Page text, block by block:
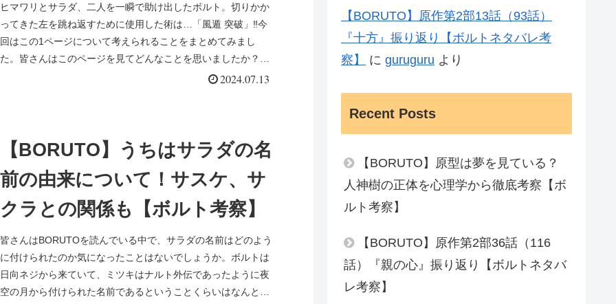
ヒマワリとサラダ、二人を一瞬で助け出したボルト。切りかか
ってきた左を跳ね返すために使用した術は…「風遁 突破」‼今
回はこの1ページについて考えられることをまとめてみまし
た。皆さんはこのページを見てどんなことを思いましたか？コ
2024.07.13
【BORUTO】うちはサラダの名
前の由来について！サスケ、サ
クラとの関係も【ボルト考察】
皆さんはBORUTOを読んでいる中で、サラダの名前はどのよう
に付けられたのか気になったことはないでしょうか。ボルトは
日向ネジから来ていて、ミツキはナルト外伝であったように夜
空の月から付けられた名前であるということくらいはなんとな
【BORUTO】原作第2部13話（93話）
『十方』振り返り【ボルトネタバレ考
察】
に guruguru より
Recent Posts
【BORUTO】原型は夢を見ている？
人神樹の正体を心理学から徹底考察【ボ
ルト考察】
【BORUTO】原作第2部36話（116
話）『親の心』振り返り【ボルトネタバ
レ考察】